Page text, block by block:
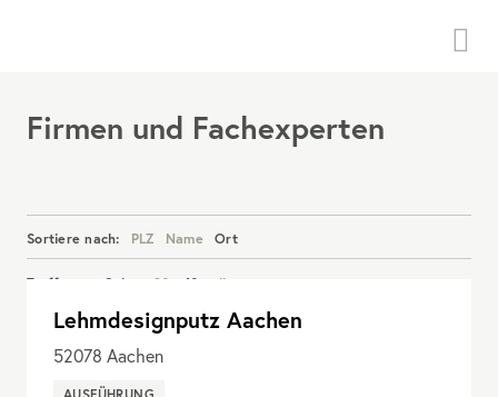
Firmen und Fachexperten
Sortiere nach: PLZ Name Ort
Treffer pro Seite: 20 40 alle
Details anzeigen
Lehmdesignputz Aachen
52078 Aachen